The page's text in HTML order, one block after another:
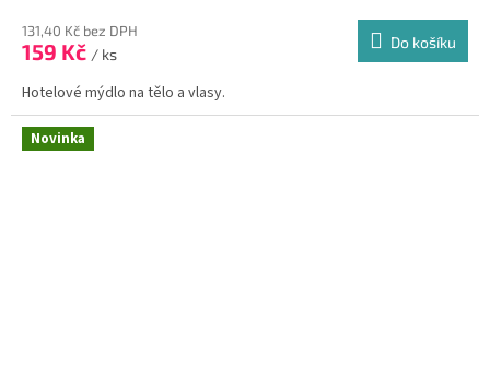
131,40 Kč bez DPH
159 Kč / ks
Do košíku
Hotelové mýdlo na tělo a vlasy.
Novinka